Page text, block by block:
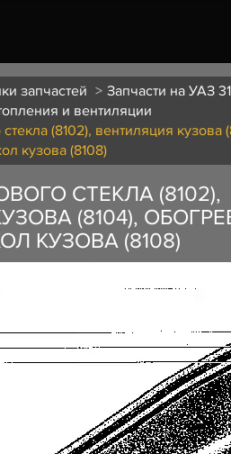
запчастей
Запчасти на УАЗ
и вентиляции
(8102), вентиляция кузова
кузова (8108)
СТЕКЛА (8102),
(8104),
КУЗОВА (8108)